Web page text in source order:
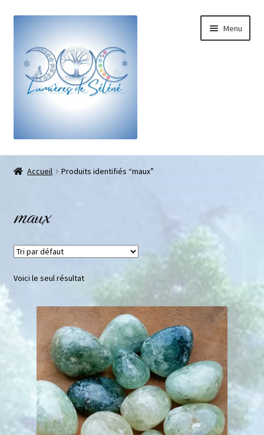
Menu
Boutique
Galets pouce anti-stress
Pendentifs sifflet et fioles
Mini géodes
Bougies lithothérapie
Packs
Carte Cadeau
Qui suis-je ?
Accueil Produits identifiés “maux”
maux
Voici le seul résultat